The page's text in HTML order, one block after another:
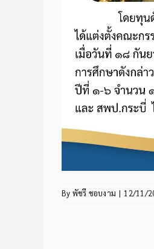
By พัชรี ชอบงาม | 12/11/